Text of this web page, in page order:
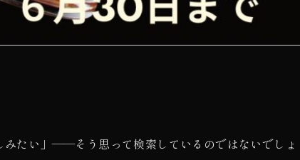
みたい」——そう思って検索しているのではないでし